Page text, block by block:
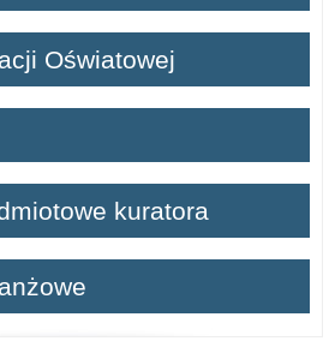
Oświatowej
kuratora